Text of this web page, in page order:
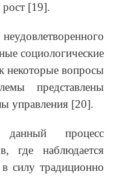
[19].
социологические
некоторые вопросы
представлены
управления [20].
процесс
где наблюдается
силу традиционно